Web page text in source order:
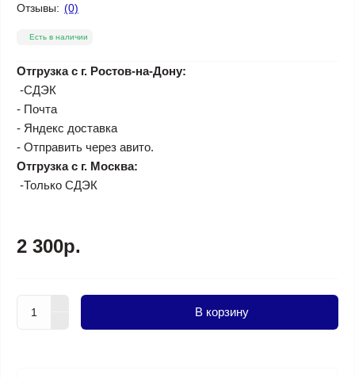
Отзывы: (0)
Есть в наличии
Отгрузка с г. Ростов-на-Дону:
-СДЭК
- Почта
- Яндекс доставка
- Отправить через авито.
Отгрузка с г. Москва:
-Только СДЭК
2 300р.
В корзину